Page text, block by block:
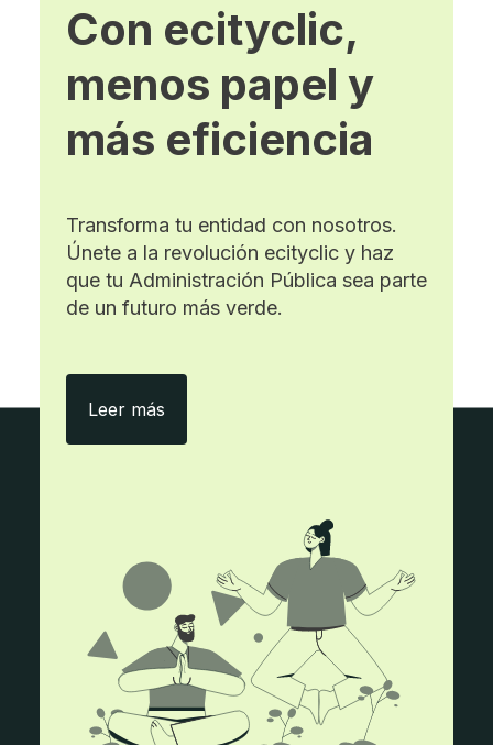
Con ecityclic,
menos papel y
más eficiencia
Transforma tu entidad con nosotros.
Únete a la revolución ecityclic y haz
que tu Administración Pública sea parte
de un futuro más verde.
Leer más Con ecityclic, menos papel y más